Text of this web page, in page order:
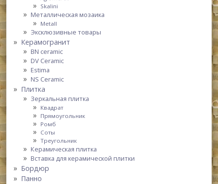
Skalini
Металлическая мозаика
Metall
Эксклюзивные товары
Керамогранит
BN ceramic
DV Ceramic
Estima
NS Ceramic
Плитка
Зеркальная плитка
Квадрат
Прямоугольник
Ромб
Соты
Треугольник
Керамическая плитка
Вставка для керамической плитки
Бордюр
Панно